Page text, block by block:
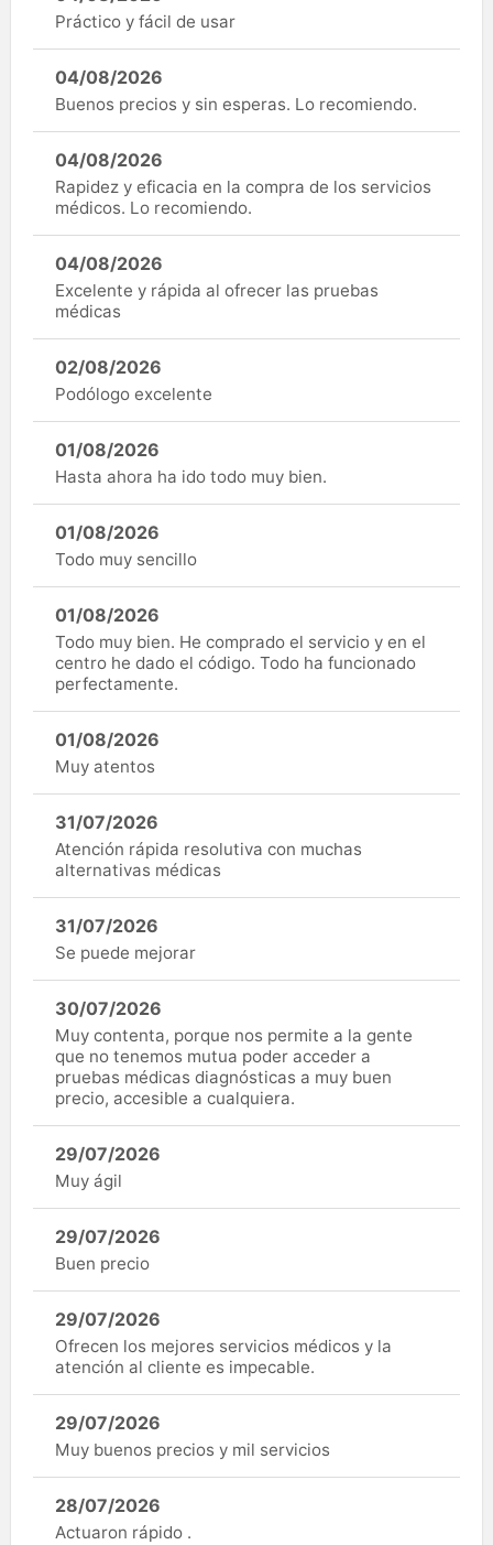
Práctico y fácil de usar
04/08/2026
Buenos precios y sin esperas. Lo recomiendo.
04/08/2026
Rapidez y eficacia en la compra de los servicios
médicos. Lo recomiendo.
04/08/2026
Excelente y rápida al ofrecer las pruebas
médicas
02/08/2026
Podólogo excelente
01/08/2026
Hasta ahora ha ido todo muy bien.
01/08/2026
Todo muy sencillo
01/08/2026
Todo muy bien. He comprado el servicio y en el
centro he dado el código. Todo ha funcionado
perfectamente.
01/08/2026
Muy atentos
31/07/2026
Atención rápida resolutiva con muchas
alternativas médicas
31/07/2026
Se puede mejorar
30/07/2026
Muy contenta, porque nos permite a la gente
que no tenemos mutua poder acceder a
pruebas médicas diagnósticas a muy buen
precio, accesible a cualquiera.
29/07/2026
Muy ágil
29/07/2026
Buen precio
29/07/2026
Ofrecen los mejores servicios médicos y la
atención al cliente es impecable.
29/07/2026
Muy buenos precios y mil servicios
28/07/2026
Actuaron rápido .